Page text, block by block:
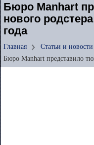
Бюро Manhart
нового
года
Главная Статьи и новости
Бюро Manhart представило